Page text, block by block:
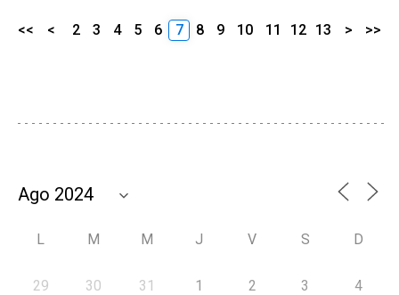
<< < 2 3 4 5 6 7 8 9 10 11 12 13 > >>
L M M J V S D
29 30 31 1 2 3 4